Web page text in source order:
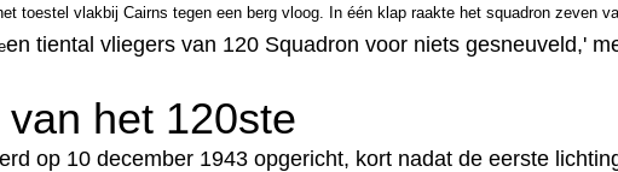
toestel vlakbij Cairns tegen een berg vloog. In één klap raakte het squadron zeven
en tiental vliegers van 120 Squadron voor niets gesneuveld,'
het 120ste
op 10 december 1943 opgericht, kort nadat de eerste